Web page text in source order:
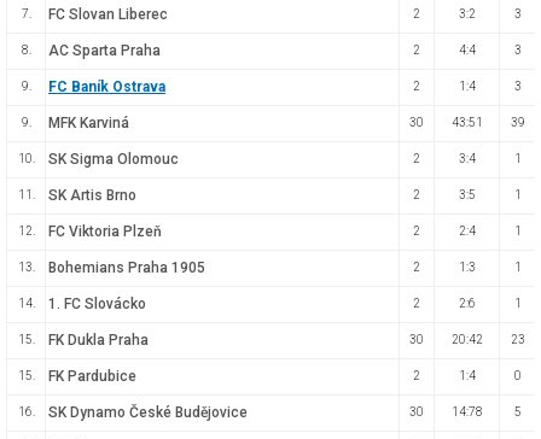
7. FC Slovan Liberec 2 3:2 3
8. AC Sparta Praha 2 4:4 3
9. FC Baník Ostrava 2 1:4 3
9. MFK Karviná 30 43:51 39
10. SK Sigma Olomouc 2 3:4 1
11. SK Artis Brno 2 3:5 1
12. FC Viktoria Plzeň 2 2:4 1
13. Bohemians Praha 1905 2 1:3 1
14. 1. FC Slovácko 2 2:6 1
15. FK Dukla Praha 30 20:42 23
15. FK Pardubice 2 1:4 0
16. SK Dynamo České Budějovice 30 14:78 5